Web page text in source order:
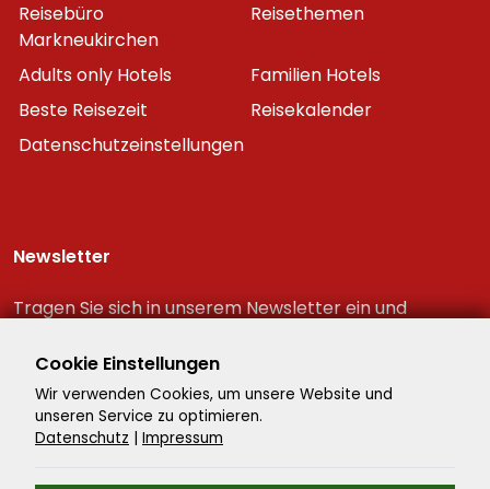
Reisebüro
Markneukirchen
Reisethemen
Adults only Hotels
Familien Hotels
Beste Reisezeit
Reisekalender
Datenschutzeinstellungen
Newsletter
Tragen Sie sich in unserem Newsletter ein und
Reiseschnäppchen!
Cookie Einstellungen
Wir verwenden Cookies, um unsere Website und
unseren Service zu optimieren.
Datenschutz | Impressum